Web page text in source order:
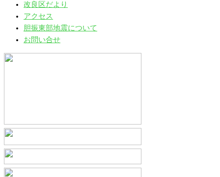
改良区だより
アクセス
胆振東部地震について
お問い合せ